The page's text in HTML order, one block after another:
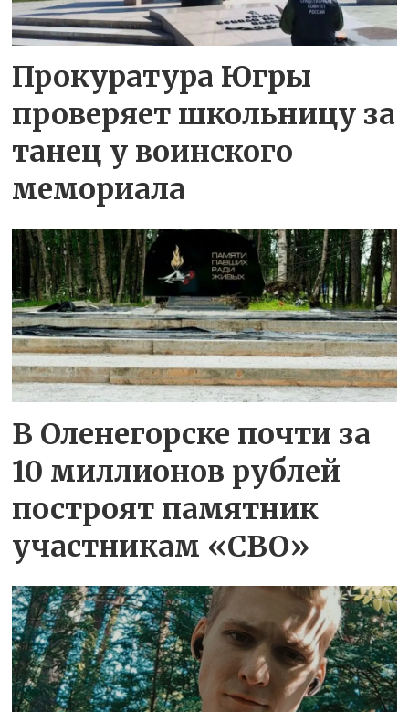
Прокуратура Югры
проверяет школьницу за
танец у воинского
мемориала
В Оленегорске почти за
10 миллионов рублей
построят памятник
участникам «СВО»